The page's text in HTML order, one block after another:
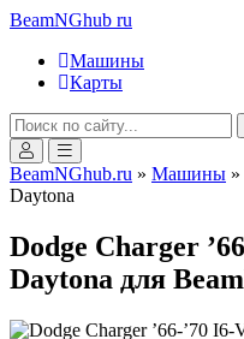
BeamNGhub ru
Машины
Карты
BeamNGhub.ru » Машины
Daytona
Dodge Charger
Daytona для